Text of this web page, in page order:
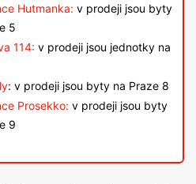
Hutmanka: v prodeji jsou byty
5
114: v prodeji jsou jednotky na
: v prodeji jsou byty na Praze 8
Prosekko: v prodeji jsou byty
9